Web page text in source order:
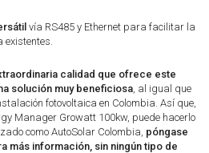
vía RS485 y Ethernet para facilitar la
calidad que ofrece este
solución muy beneficiosa , al igual que
fotovoltaica en Colombia. Así que,
Manager Growatt 100kw, puede hacerlo
como AutoSolar Colombia, póngase
más información, sin ningún tipo de